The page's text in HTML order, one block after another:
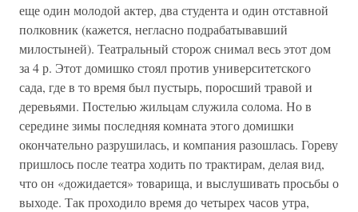
еще один молодой актер, два студента и один отставной
полковник (кажется, негласно подрабатывавший
милостыней). Театральный сторож снимал весь этот дом
за 4 р. Этот домишко стоял против университетского
сада, где в то время был пустырь, поросший травой и
деревьями. Постелью жильцам служила солома. Но в
середине зимы последняя комната этого домишки
окончательно разрушилась, и компания разошлась. Гореву
пришлось после театра ходить по трактирам, делая вид,
что он «дожидается» товарища, и выслушивать просьбы о
выходе. Так проходило время до четырех часов утра,